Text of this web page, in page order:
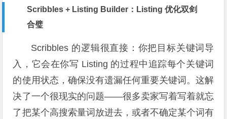
Scribbles + Listing Builder：Listing 优化双剑
合璧
Scribbles 的逻辑很直接：你把目标关键词导
入，它会在你写 Listing 的过程中追踪每个关键词
的使用状态，确保没有遗漏任何重要关键词。这解
决了一个很现实的问题——很多卖家写着写着就忘
了把某个高搜索量词放进去，或者不确定某个词有